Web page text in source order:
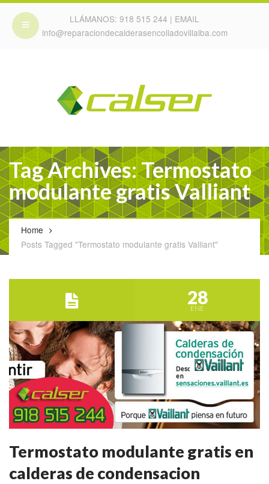
LLÁMANOS: 918 515 244 | EMAIL
info@reparaciondecalderasencolladovillalba.com
Tag Archives: Termostato
modulante gratis Valliant
Home
Posts Tagged "Termostato modulante gratis Valliant"
28
ENE
Termostato modulante gratis en
calderas de condensacion